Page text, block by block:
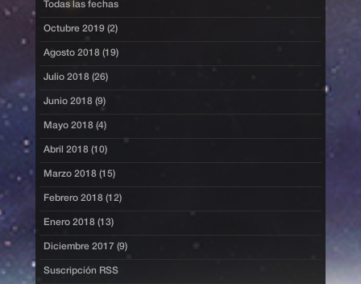
Todas las fechas
Octubre 2019 (2)
Agosto 2018 (19)
Julio 2018 (26)
Junio 2018 (9)
Mayo 2018 (4)
Abril 2018 (10)
Marzo 2018 (15)
Febrero 2018 (12)
Enero 2018 (13)
Diciembre 2017 (9)
Suscripción RSS